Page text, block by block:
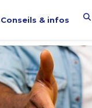
Conseils & infos